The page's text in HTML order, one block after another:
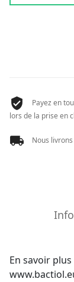
Payez en
lors de la prise en
Nous
En savoir